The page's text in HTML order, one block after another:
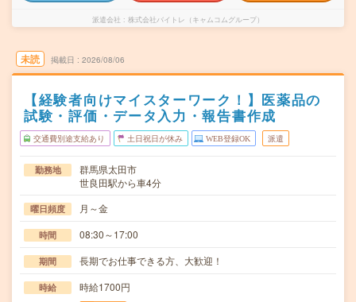
派遣会社 株式会社バイトレ（キャムコムグループ）
未読 掲載日 2026/08/06
【経験者向けマイスターワーク！】医薬品の
試験・評価・データ入力・報告書作成
交通費別途支給あり 土日祝日が休み WEB登録OK 派遣
勤務地
群馬県太田市
世良田駅から車4分
曜日頻度 月～金
時間 08:30～17:00
期間 長期でお仕事できる方、大歓迎！
時給 時給1700円